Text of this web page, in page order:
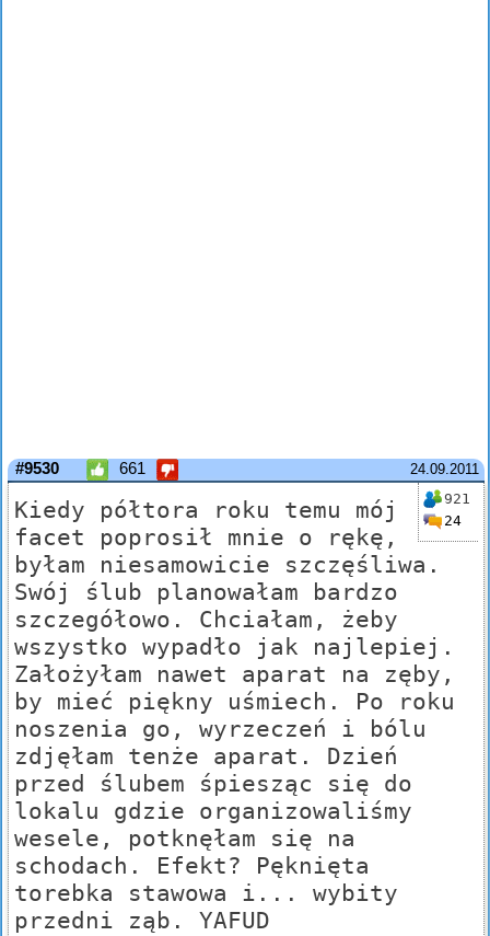
24.09.2011
#9530 661
921
24
Kiedy półtora roku temu mój
facet poprosił mnie o rękę,
byłam niesamowicie szczęśliwa.
Swój ślub planowałam bardzo
szczegółowo. Chciałam, żeby
wszystko wypadło jak najlepiej.
Założyłam nawet aparat na zęby,
by mieć piękny uśmiech. Po roku
noszenia go, wyrzeczeń i bólu
zdjęłam tenże aparat. Dzień
przed ślubem śpiesząc się do
lokalu gdzie organizowaliśmy
wesele, potknęłam się na
schodach. Efekt? Pęknięta
torebka stawowa i... wybity
przedni ząb. YAFUD